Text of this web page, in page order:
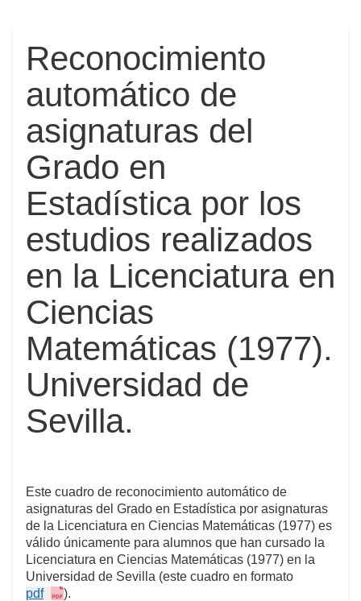
Reconocimiento
automático de
asignaturas del
Grado en
Estadística por los
estudios realizados
en la Licenciatura en
Ciencias
Matemáticas (1977).
Universidad de
Sevilla.
Este cuadro de reconocimiento automático de
asignaturas del Grado en Estadística por asignaturas
de la Licenciatura en Ciencias Matemáticas (1977) es
válido únicamente para alumnos que han cursado la
Licenciatura en Ciencias Matemáticas (1977) en la
Universidad de Sevilla (este cuadro en formato
pdf
).